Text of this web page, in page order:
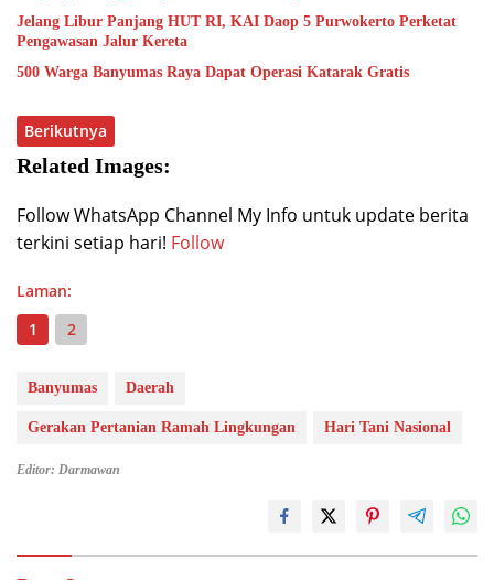
Jelang Libur Panjang HUT RI, KAI Daop 5 Purwokerto Perketat
Pengawasan Jalur Kereta
500 Warga Banyumas Raya Dapat Operasi Katarak Gratis
Berikutnya
Related Images:
Follow WhatsApp Channel My Info untuk update berita
terkini setiap hari! Follow
Laman:
1
2
Banyumas Daerah
Gerakan Pertanian Ramah Lingkungan Hari Tani Nasional
Editor: Darmawan